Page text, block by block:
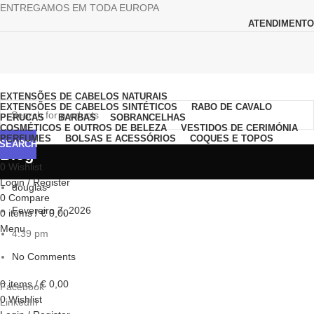
ENTREGAMOS EM TODA EUROPA
ATENDIMENTO
SEARCH
0 Wishlist
Login / Register
0 Compare
0 items / €0,00
Menu
0items / € 0,00
0Wishlist
EXTENSÕES DE CABELOS NATURAIS
EXTENSÕES DE CABELOS SINTÉTICOS
RABO DE CAVALO
PERUCAS
BARBAS
SOBRANCELHAS
COSMÉTICOS E OUTROS DE BELEZA
VESTIDOS DE CERIMÓNIA
PERFUMES
BOLSAS E ACESSÓRIOS COQUES E TOPOS
Blog
douglas
Fevereiro 7, 2026
4:39 pm
No Comments
Facebook
LinkedIn